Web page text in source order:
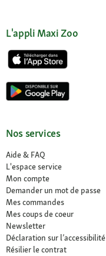
L'appli Maxi Zoo
Nos services
Aide & FAQ
L'espace service
Mon compte
Demander un mot de passe
Mes commandes
Mes coups de coeur
Newsletter
Déclaration sur l’accessibilité
Résilier le contrat